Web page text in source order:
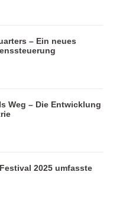
– Ein neues
Weg – Die Entwicklung
2025 umfasste